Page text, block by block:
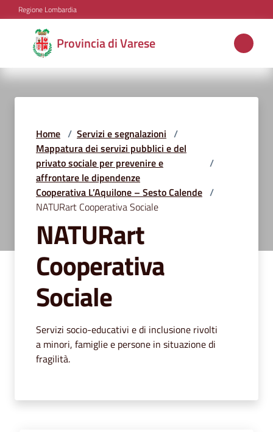
Vai al contenuto
Vai alla navigazione
Vai al footer
Regione Lombardia
Provincia di Varese
Provincia
di
Varese
tematiche
Amministrazione
Servizi
segnalazioni
Menu selezionato
News
Eventi
Home / Servizi e segnalazioni /
Mappatura dei servizi pubblici e del
privato sociale per prevenire e
affrontare le dipendenze
/
Cooperativa L’Aquilone – Sesto Calende /
NATURart Cooperativa Sociale
NATURart
Cooperativa
Sociale
Servizi socio-educativi e di inclusione rivolti
a minori, famiglie e persone in situazione di
fragilità.